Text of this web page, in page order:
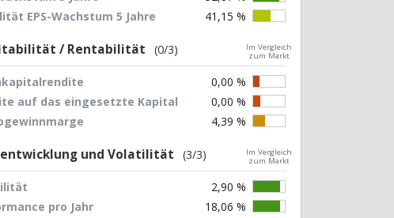
EPS-Wachstum 5 Jahre
41,15 %
/ Rentabilität (0/3)
Im Vergleich
zum Markt
0,00 %
auf das eingesetzte Kapital
0,00 %
4,39 %
und Volatilität (3/3)
Im Vergleich
zum Markt
2,90 %
pro Jahr
18,06 %